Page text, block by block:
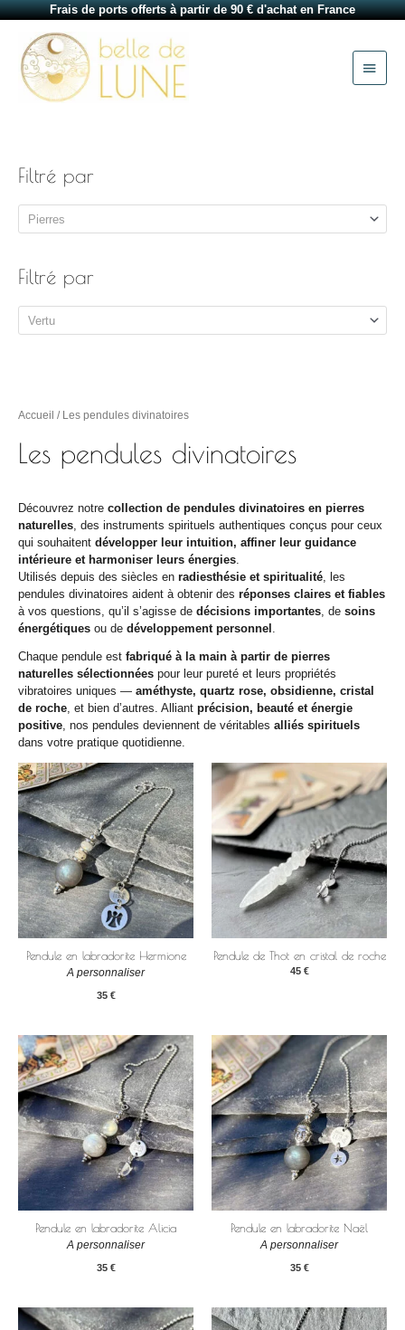
Frais de ports offerts à partir de 90 € d'achat en France
Aller
contenu
Filtré par
Pierres
Filtré par
Vertu
Accueil / Les pendules divinatoires
Les pendules divinatoires
Découvrez notre collection de pendules divinatoires en pierres
naturelles , des instruments spirituels authentiques conçus pour ceux
qui souhaitent développer leur intuition, affiner leur guidance
intérieure et harmoniser leurs énergies
Utilisés depuis des siècles en radiesthésie et spiritualité , les
pendules divinatoires aident à obtenir des réponses claires et fiables
à vos questions, qu’il s’agisse de décisions importantes , de soins
énergétiques ou de développement personnel
Chaque pendule est fabriqué à la main à partir de pierres
naturelles sélectionnées pour leur pureté et leurs propriétés
vibratoires uniques — améthyste, quartz rose, obsidienne, cristal
de roche, et bien d’autres. Alliant précision, beauté et énergie
positive, nos pendules deviennent de véritables alliés spirituels
dans votre pratique quotidienne.
Pendule en labradorite Hermione
A personnaliser
35 €
Pendule de Thot en cristal de roche
45 €
Pendule en labradorite Alicia
A personnaliser
35 €
Pendule en labradorite Naël
A personnaliser
35 €